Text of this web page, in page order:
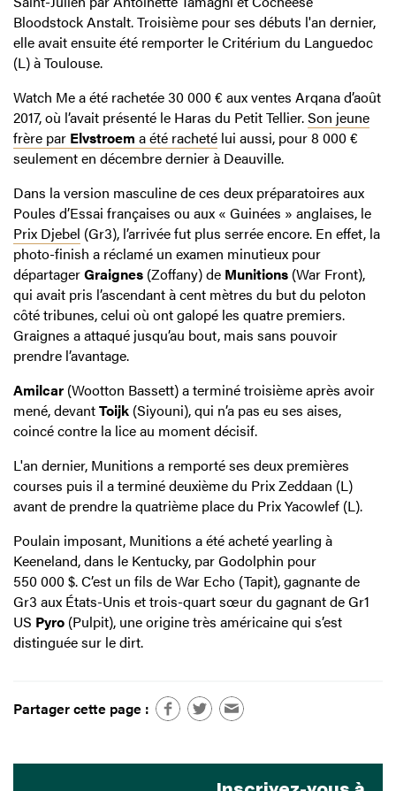
Bloodstock Anstalt. Troisième pour ses débuts l'an dernier,
elle avait ensuite été remporter le Critérium du Languedoc
(L) à Toulouse.
Watch Me a été rachetée 30 000 € aux ventes Arqana d’août
2017, où l’avait présenté le Haras du Petit Tellier.Son jeune
frère par Elvstroem a été racheté lui aussi, pour 8 000 €
seulement en décembre dernier à Deauville.
Dans la version masculine de ces deux préparatoires aux
Poules d’Essai françaises ou aux « Guinées » anglaises, le
Prix Djebel (Gr3), l’arrivée fut plus serrée encore. En effet, la
photo-finish a réclamé un examen minutieux pour
départagerGraignes (Zoffany) de Munitions (War Front),
qui avait pris l’ascendant à cent mètres du but du peloton
côté tribunes, celui où ont galopé les quatre premiers.
Graignes a attaqué jusqu’au bout, mais sans pouvoir
prendre l’avantage.
Amilcar (Wootton Bassett) a terminé troisième après avoir
mené, devantToijk (Siyouni), qui n’a pas eu ses aises,
coincé contre la lice au moment décisif.
L'an dernier, Munitions a remporté ses deux premières
courses puis il a terminé deuxième du Prix Zeddaan (L)
avant de prendre la quatrième place du Prix Yacowlef (L).
Poulain imposant, Munitions a été acheté yearling à
Keeneland, dans le Kentucky, par Godolphin pour
550 000 $. C’est un fils de War Echo (Tapit), gagnante de
Gr3 aux États-Unis et trois-quart sœur du gagnant de Gr1
US Pyro (Pulpit), une origine très américaine qui s’est
distinguée sur le dirt.
Partager cette page :